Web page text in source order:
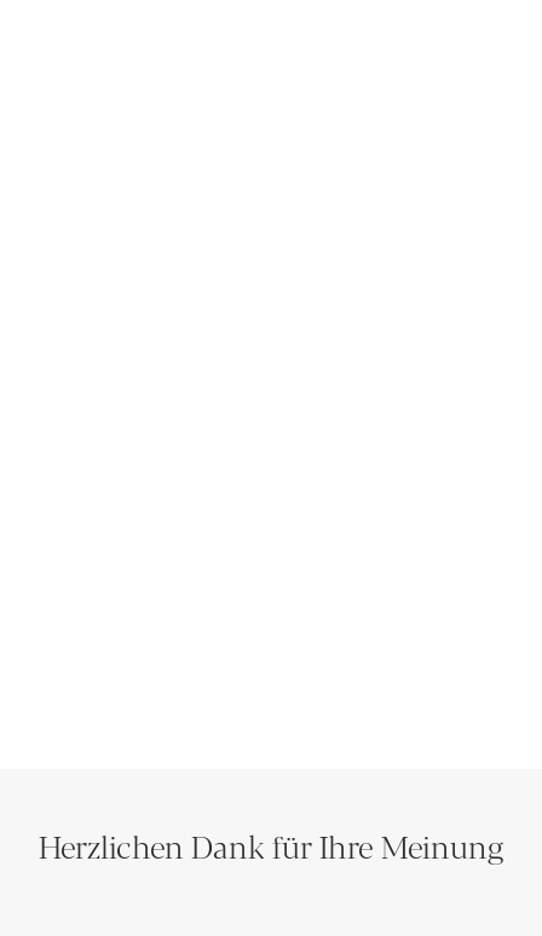
Herzlichen Dank für Ihre Meinung